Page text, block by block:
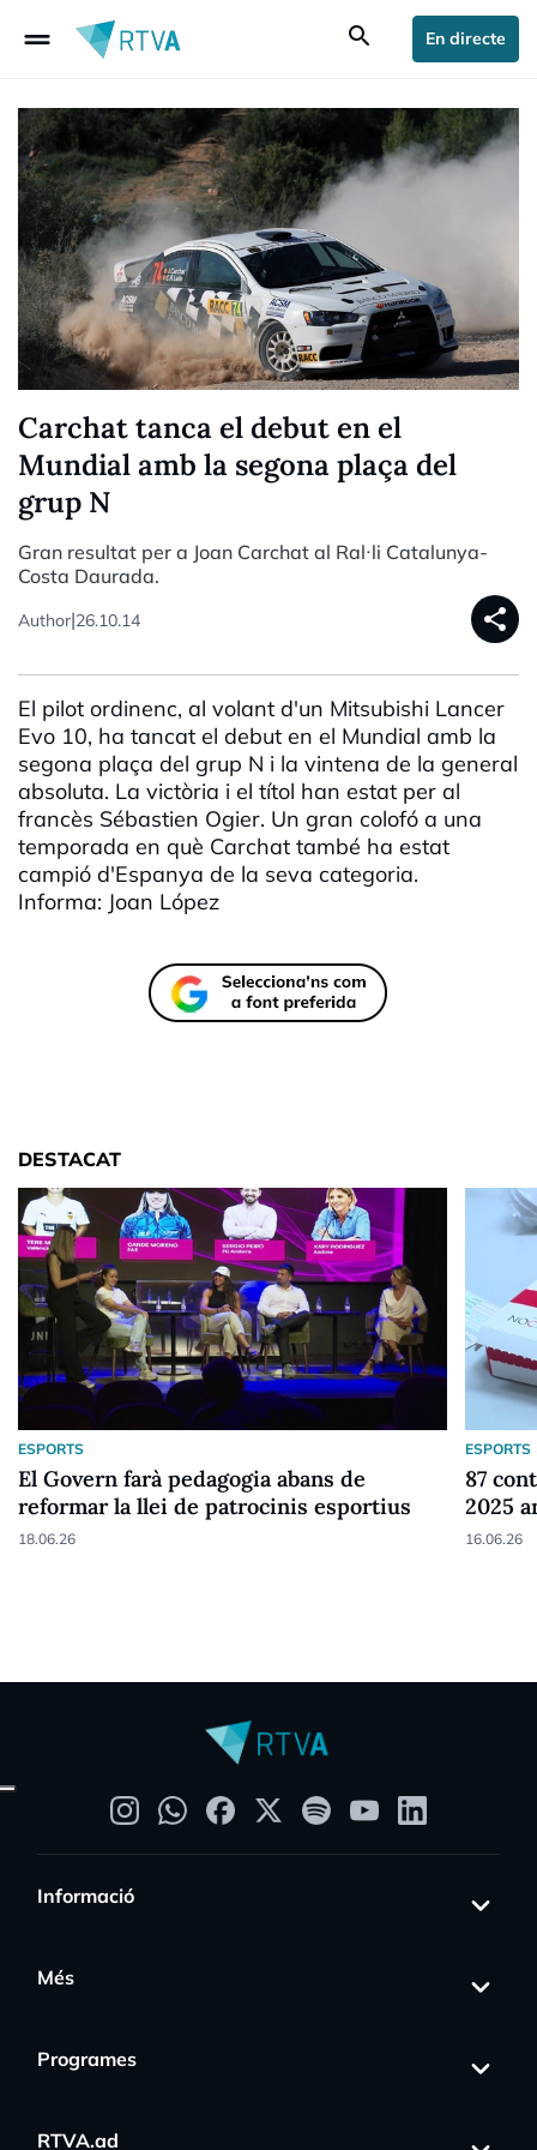
drag_handle search En directe
Carchat tanca el debut en el
Mundial amb la segona plaça del
grup N
Gran resultat per a Joan Carchat al Ral·li Catalunya-
Costa Daurada.
Author|26.10.14 share
El pilot ordinenc, al volant d'un Mitsubishi Lancer
Evo 10, ha tancat el debut en el Mundial amb la
segona plaça del grup N i la vintena de la general
absoluta. La victòria i el títol han estat per al
francès Sébastien Ogier. Un gran colofó a una
temporada en què Carchat també ha estat
campió d'Espanya de la seva categoria.
Informa: Joan López
DESTACAT
ESPORTS
El Govern farà pedagogia abans de
reformar la llei de patrocinis esportius
18.06.26
ESPORTS
87
2025
16.06.26
Informació
Més
Programes
RTVA.ad